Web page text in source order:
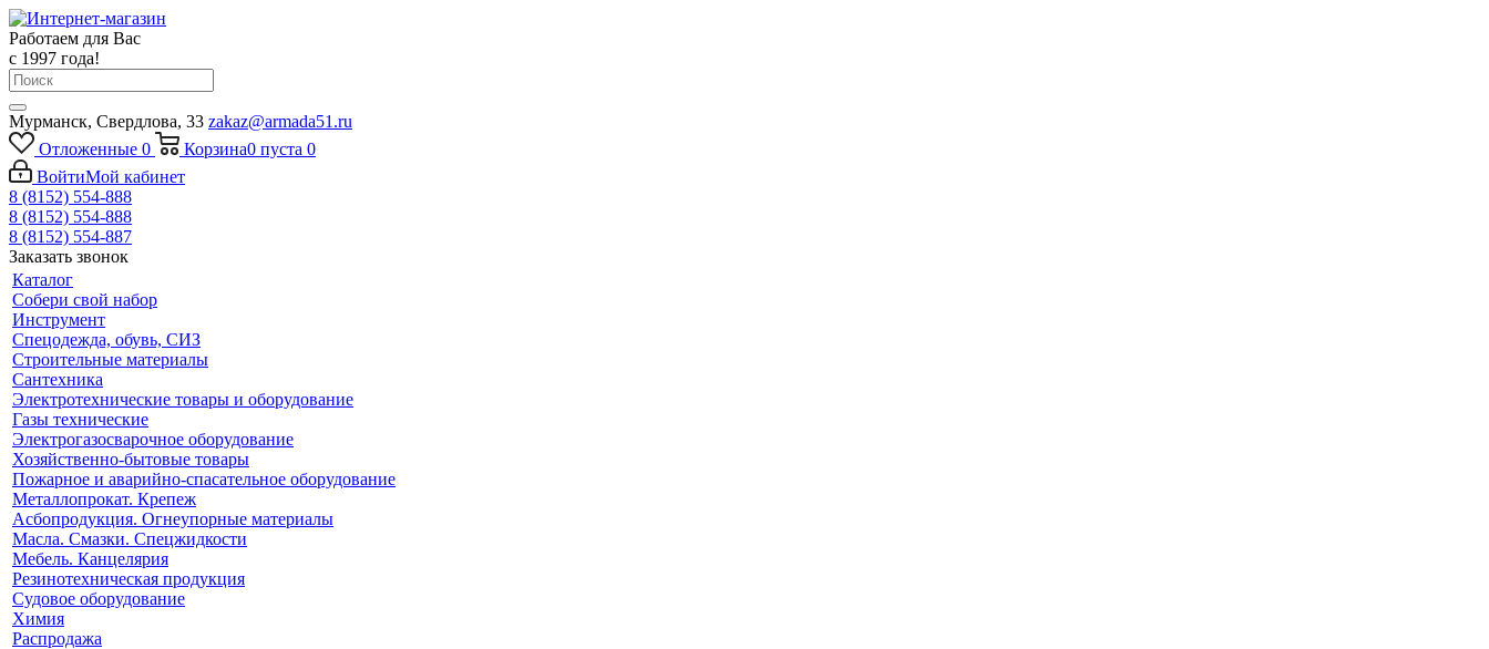
Работаем для Вас
с 1997 года!
Мурманск, Свердлова, 33 zakaz@armada51.ru
Отложенные 0 Корзина0 пуста 0
ВойтиМой кабинет
8 (8152) 554-888
8 (8152) 554-888
8 (8152) 554-887
Заказать звонок
Каталог
Собери свой набор
Инструмент
Спецодежда, обувь, СИЗ
Строительные материалы
Сантехника
Электротехнические товары и оборудование
Газы технические
Электрогазосварочное оборудование
Хозяйственно-бытовые товары
Пожарное и аварийно-спасательное оборудование
Металлопрокат. Крепеж
Асбопродукция. Огнеупорные материалы
Масла. Смазки. Спецжидкости
Мебель. Канцелярия
Резинотехническая продукция
Судовое оборудование
Химия
Распродажа